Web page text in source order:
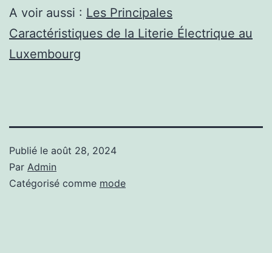
A voir aussi : Les Principales
Caractéristiques de la Literie Électrique au
Luxembourg
Publié le août 28, 2024
Par Admin
Catégorisé comme mode